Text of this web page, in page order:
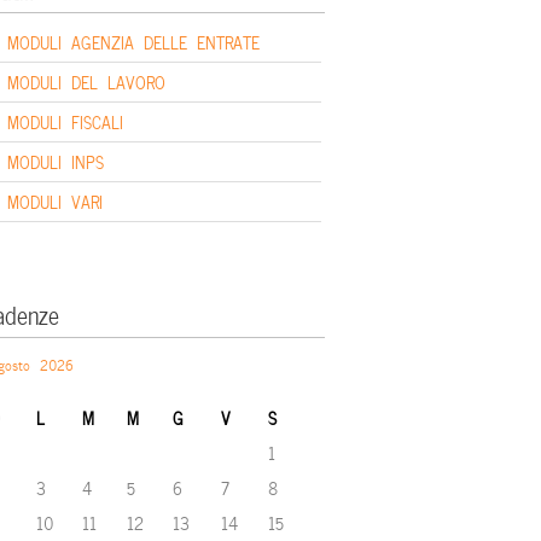
MODULI AGENZIA DELLE ENTRATE
MODULI DEL LAVORO
MODULI FISCALI
MODULI INPS
MODULI VARI
2026
L M M G V S
1
3 4 5 6 7
8
10 11 12 13 14
15